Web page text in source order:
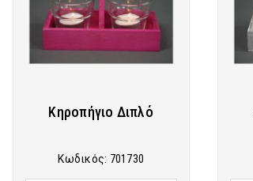
Κηροπήγιο Διπλό
Κωδικός: 701730